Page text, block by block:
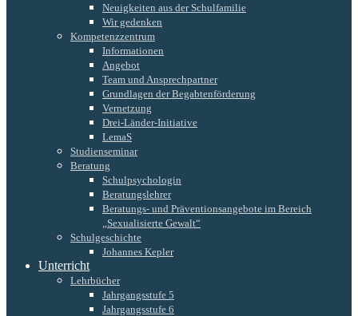
Neuigkeiten aus der Schulfamilie
Wir gedenken
Kompetenzzentrum
Informationen
Angebot
Team und Ansprechpartner
Grundlagen der Begabtenförderung
Vernetzung
Drei-Länder-Initiative
LemaS
Studienseminar
Beratung
Schulpsychologin
Beratungslehrer
Beratungs- und Präventionsangebote im Bereich
„Sexualisierte Gewalt“
Schulgeschichte
Johannes Kepler
Unterricht
Lehrbücher
Jahrgangsstufe 5
Jahrgangsstufe 6